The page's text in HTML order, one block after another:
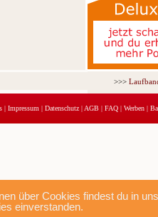
über Cookies findest du in
einverstanden.
>>>Laufband-
| Impressum | Datenschutz | AGB | FAQ | Werben |